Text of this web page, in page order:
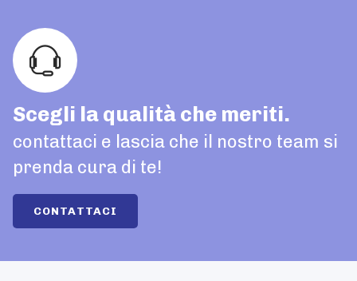
Scegli la qualità che meriti.
contattaci e lascia che il nostro team si
prenda cura di te!
CONTATTACI